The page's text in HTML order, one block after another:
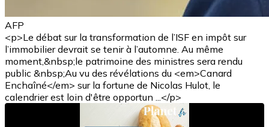
AFP
<p>Le débat sur la transformation de l’ISF en impôt sur
l’immobilier devrait se tenir à l’automne. Au même
moment,&nbsp;le patrimoine des ministres sera rendu
public &nbsp;Au vu des révélations du <em>Canard
Enchaîné</em> sur la fortune de Nicolas Hulot, le
calendrier est loin d'être opportun ...</p>